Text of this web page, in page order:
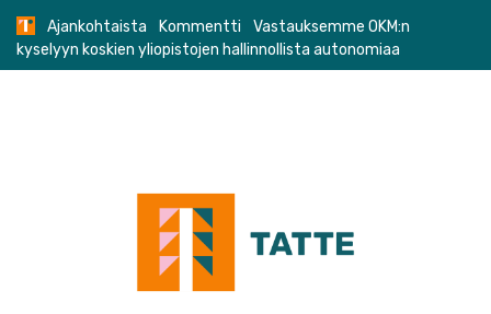
Skip
content
Ajankohtaista Kommentti
Vastauksemme OKM:n
kyselyyn koskien yliopistojen hallinnollista autonomiaa